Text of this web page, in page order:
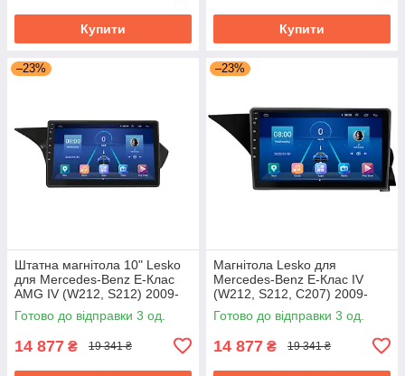
Купити Купити
–23%
Штатна магнітола 10" Lesko
для Mercedes-Benz E-Клас
AMG IV (W212, S212) 2009-
2013 2/32Gb 4G Wi-Fi GPS
Top
Готово до відправки 3 од.
14 877 ₴ 19 341 ₴
–23%
Магнітола Lesko для
Mercedes-Benz E-Клас IV
(W212, S212, C207) 2009-
2013 екран 9" 2/32Gb 4G Wi-
Fi GPS Top
Готово до відправки 3 од.
14 877 ₴ 19 341 ₴